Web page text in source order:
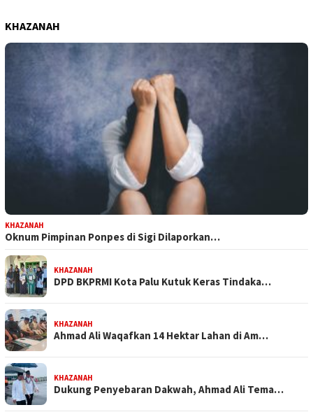
KHAZANAH
KHAZANAH
Oknum Pimpinan Ponpes di Sigi Dilaporkan…
KHAZANAH
DPD BKPRMI Kota Palu Kutuk Keras Tindaka…
KHAZANAH
Ahmad Ali Waqafkan 14 Hektar Lahan di Am…
KHAZANAH
Dukung Penyebaran Dakwah, Ahmad Ali Tema…